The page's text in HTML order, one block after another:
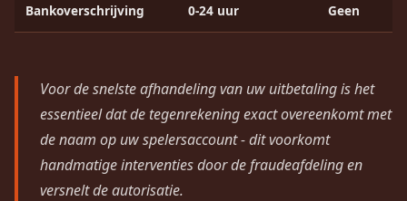
Bankoverschrijving 0-24 uur Geen
Voor de snelste afhandeling van uw uitbetaling is het
essentieel dat de tegenrekening exact overeenkomt met
de naam op uw spelersaccount - dit voorkomt
handmatige interventies door de fraudeafdeling en
versnelt de autorisatie.